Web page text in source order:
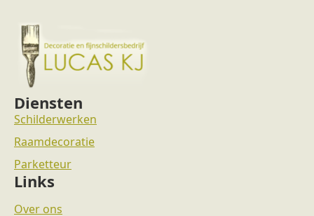
Diensten
Schilderwerken
Raamdecoratie
Parketteur
Links
Over ons